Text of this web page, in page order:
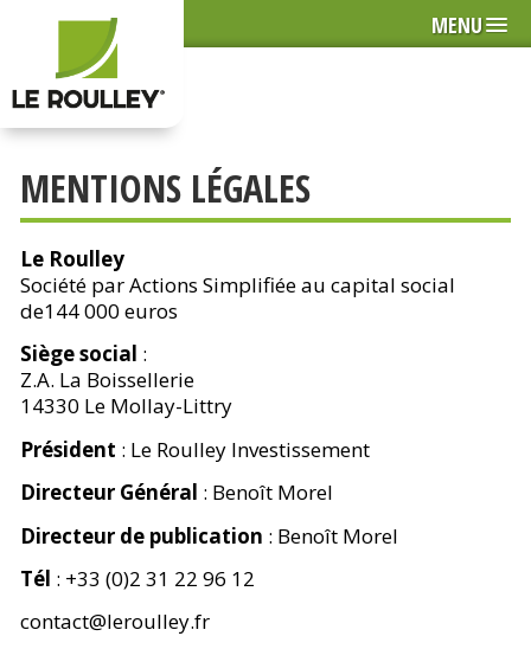
MENU
MENTIONS LÉGALES
Le Roulley
Société par Actions Simplifiée au capital social
de144 000 euros
Siège social :
Z.A. La Boissellerie
14330 Le Mollay-Littry
Président : Le Roulley Investissement
Directeur Général : Benoît Morel
Directeur de publication : Benoît Morel
Tél : +33 (0)2 31 22 96 12
contact@leroulley.fr